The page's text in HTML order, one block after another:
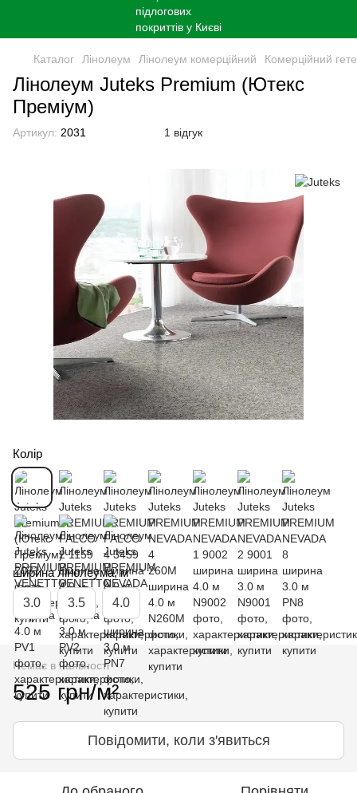
Каталог Лінолеум Лінолеум комерційний Комерційний
Лінолеум Juteks Premium (Ютекс
Преміум)
Артикул: 2031 1 відгук
Колір
ширина лінолеума, м
3.0 3.5 4.0
Немає в наявності
525 грн/м²
Повідомити, коли з'явиться